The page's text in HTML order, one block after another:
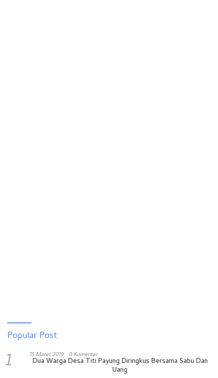
Popular Post
1 15 Maret 2019 0 Komentar
Dua Warga Desa Titi Payung Diringkus Bersama Sabu Dan
Uang